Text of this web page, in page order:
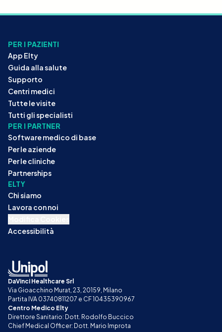
PER I PAZIENTI
App Elty
Guida alla salute
Supporto
Centri medici
Tutte le visite
Tutti gli specialisti
PER I PARTNER
Software medico di base
Per le aziende
Per le cliniche
Partnerships
ELTY
Chi siamo
Lavora con noi
Accessibilità
DaVinci Healthcare Srl
Via Gioacchino Murat, 23, 20159, Milano
Partita IVA 03740811207 e CF 10435390967
Centro Medico Elty
Direttore Sanitario: Dott. Rodolfo Buccico
Chief Medical Officer: Dott. Mario Improta